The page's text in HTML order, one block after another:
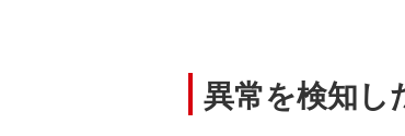
異常を検知し